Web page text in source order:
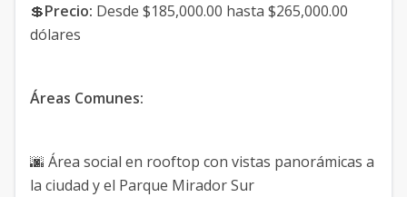
💲Precio: Desde $185,000.00 hasta $265,000.00
dólares
Áreas Comunes:
🌆 Área social en rooftop con vistas panorámicas a
la ciudad y el Parque Mirador Sur